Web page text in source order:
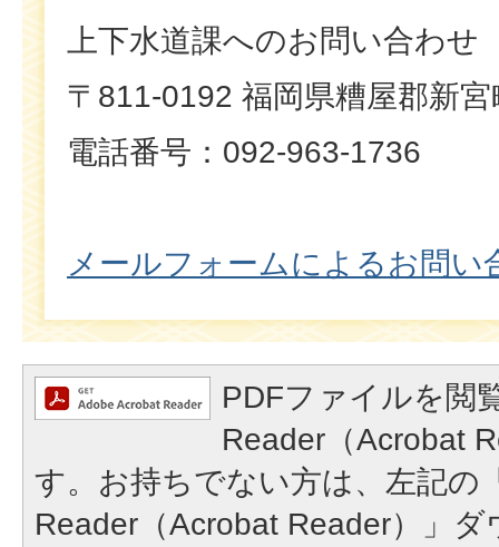
上下水道課へのお問い合わせ
〒811-0192 福岡県糟屋郡新
電話番号：092-963-1736
メールフォームによるお問い
PDFファイルを閲
Reader（Acrobat
す。お持ちでない方は、左記の
Reader（Acrobat Reader）」